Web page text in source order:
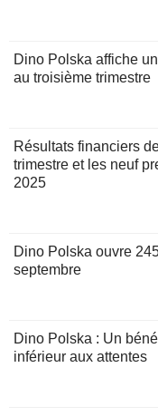
Dino Polska affiche
au troisième trimestre
Résultats financiers
trimestre et les neuf
2025
Dino Polska ouvre
septembre
Dino Polska : Un
inférieur aux attentes